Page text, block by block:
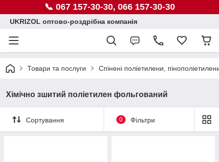
📞 067 157-30-30, 066 157-30-30
UKRIZOL оптово-роздрібна компанія
Товари та послуги Спінені поліетилени,
Хімічно зшитий поліетилен фольгований
Сортування 0 Фільтри